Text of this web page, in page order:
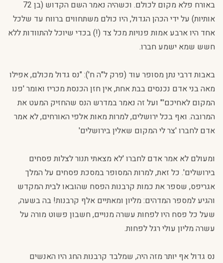
באורח פלא מקום לכולם. וכשהיה נאמר השם הקדוש (בן 72
אותיות) על ידי הכהן הגדול, היו כולם משתחווים ברווח עד שלכל
אחד היו ארבע אמות פנויות מכל צד (!) בכדי שיוכל להתוודות ללא
חשש שמא ישמע חברו.
באבות דרבי נתן מסופר עוד (פרק ל"ה ח'): "נס גדול מכולם, אפילו
מאה בני אדם נכנסים בבת אחת, אין חזן הכנסת מכריז ואומר 'פנו
המקום לאחיכם'" ועל זה נאמר במדרש הנס שהחזיק המעט את
המרובה. ואף בכל ירושלים, למרות מאות אלפי האורחים, לא אמר
אדם לחברו 'צר לי המקום שאלין בירושלים'
ומעולם לא אמר אדם לחברו 'לא מצאתי תנור לצלות פסחים
בירושלים'. כל זאת, למרות המסופר במסכת פסחים על המלך
אגריפס, שספר את כמות קרבנות הפסח שהובאו לבית המקדש
והגיע למספר המדהים: מליון ומאתיים אלף קרבנות! בה בשעה,
שעל כל פסח היו לפחות עשרה מנויים, חשבון פשוט מורה על
עשרה מליון עולי רגל לפחות.
נס גדול אף יותר מזה היה, שמלבד קרבנות החג היו האנשים